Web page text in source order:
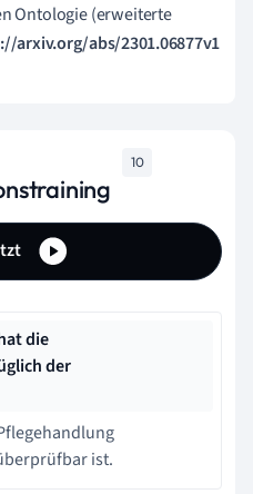
Ontologie (erweiterte
arxiv.org/abs/2301.06877v1
10
die
der
ist.